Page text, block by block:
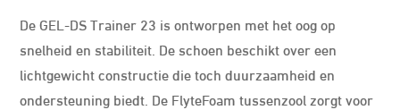
De GEL-DS Trainer 23 is ontworpen met het oog op
snelheid en stabiliteit. De schoen beschikt over een
lichtgewicht constructie die toch duurzaamheid en
ondersteuning biedt. De FlyteFoam tussenzool zorgt voor